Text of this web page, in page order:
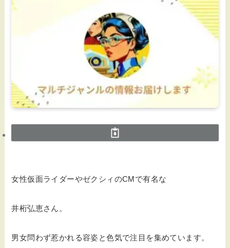
女性仮面ライダーやゼクシィのCMで有名な
井桁弘恵さん。
男女問わず惹かれる容姿と色気で注目を集めています。